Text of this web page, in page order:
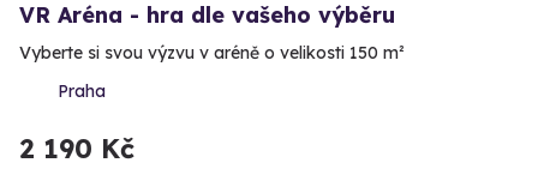
VR Aréna - hra dle vašeho výběru
Vyberte si svou výzvu v aréně o velikosti 150 m²
Praha
2 190 Kč